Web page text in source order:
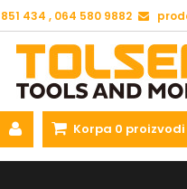
851 434 , 064 580 9882
Korpa 0 proizvodi